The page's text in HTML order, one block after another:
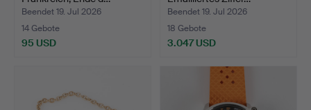
Beendet 19. Jul 2026
14 Gebote
95 USD
Beendet 19. Jul 2026
18 Gebote
3.047 USD